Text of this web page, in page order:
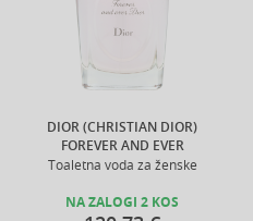
DIOR (CHRISTIAN DIOR)
FOREVER AND EVER
Toaletna voda za ženske
NA ZALOGI 2 KOS